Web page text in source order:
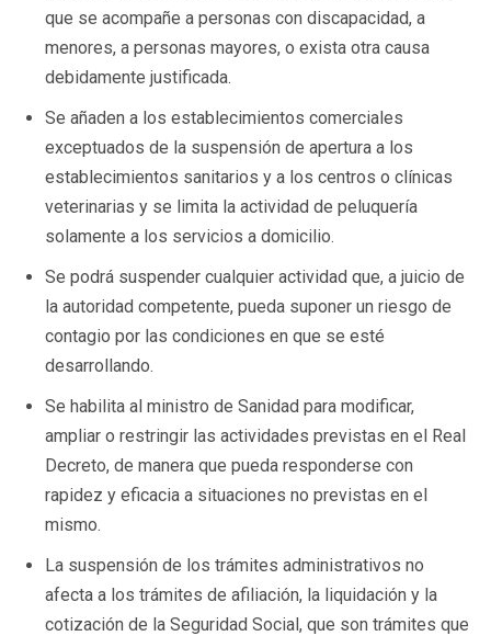
que se acompañe a personas con discapacidad, a
menores, a personas mayores, o exista otra causa
debidamente justificada.
Se añaden a los establecimientos comerciales
exceptuados de la suspensión de apertura a los
establecimientos sanitarios y a los centros o clínicas
veterinarias y se limita la actividad de peluquería
solamente a los servicios a domicilio.
Se podrá suspender cualquier actividad que, a juicio de
la autoridad competente, pueda suponer un riesgo de
contagio por las condiciones en que se esté
desarrollando.
Se habilita al ministro de Sanidad para modificar,
ampliar o restringir las actividades previstas en el Real
Decreto, de manera que pueda responderse con
rapidez y eficacia a situaciones no previstas en el
mismo.
La suspensión de los trámites administrativos no
afecta a los trámites de afiliación, la liquidación y la
cotización de la Seguridad Social, que son trámites que